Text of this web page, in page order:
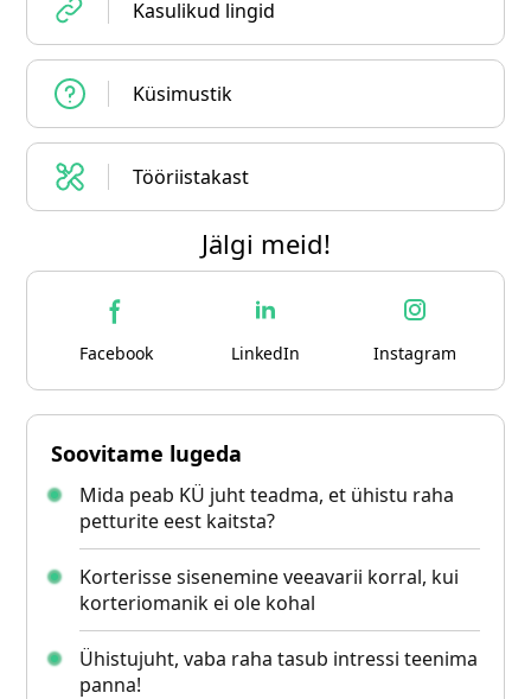
Kasulikud lingid
Küsimustik
Tööriistakast
Jälgi meid!
Facebook LinkedIn Instagram
Soovitame lugeda
Mida peab KÜ juht teadma, et ühistu raha
petturite eest kaitsta?
Korterisse sisenemine veeavarii korral, kui
korteriomanik ei ole kohal
Ühistujuht, vaba raha tasub intressi teenima
panna!